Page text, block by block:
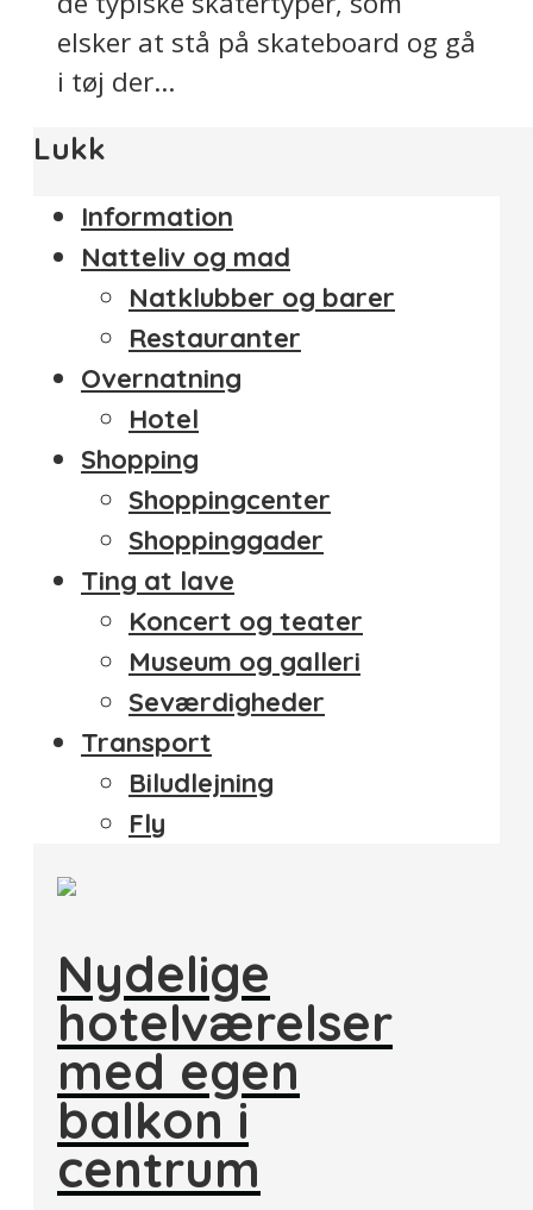
elsker at stå på skateboard og gå
i tøj der...
Lukk
Information
Natteliv og mad
Natklubber og barer
Restauranter
Overnatning
Hotel
Shopping
Shoppingcenter
Shoppinggader
Ting at lave
Koncert og teater
Museum og galleri
Seværdigheder
Transport
Biludlejning
Fly
Nydelige
hotelværelser
med egen
balkon i
centrum